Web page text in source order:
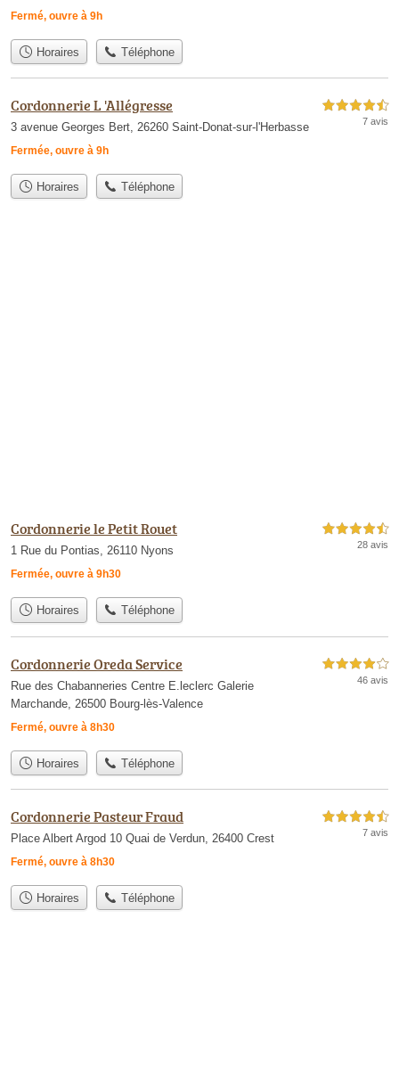
Fermé, ouvre à 9h
Horaires Téléphone
Cordonnerie L 'Allégresse
3 avenue Georges Bert, 26260 Saint-Donat-sur-l'Herbasse
Fermée, ouvre à 9h
4,5 étoiles sur 5
7 avis
Horaires Téléphone
Cordonnerie le Petit Rouet
1 Rue du Pontias, 26110 Nyons
Fermée, ouvre à 9h30
4,5 étoiles sur 5
28 avis
Horaires Téléphone
Cordonnerie Oreda Service
Rue des Chabanneries Centre E.leclerc Galerie
Marchande, 26500 Bourg-lès-Valence
Fermé, ouvre à 8h30
4,0 étoiles sur 5
46 avis
Horaires Téléphone
Cordonnerie Pasteur Fraud
Place Albert Argod 10 Quai de Verdun, 26400 Crest
Fermé, ouvre à 8h30
4,5 étoiles sur 5
7 avis
Horaires Téléphone